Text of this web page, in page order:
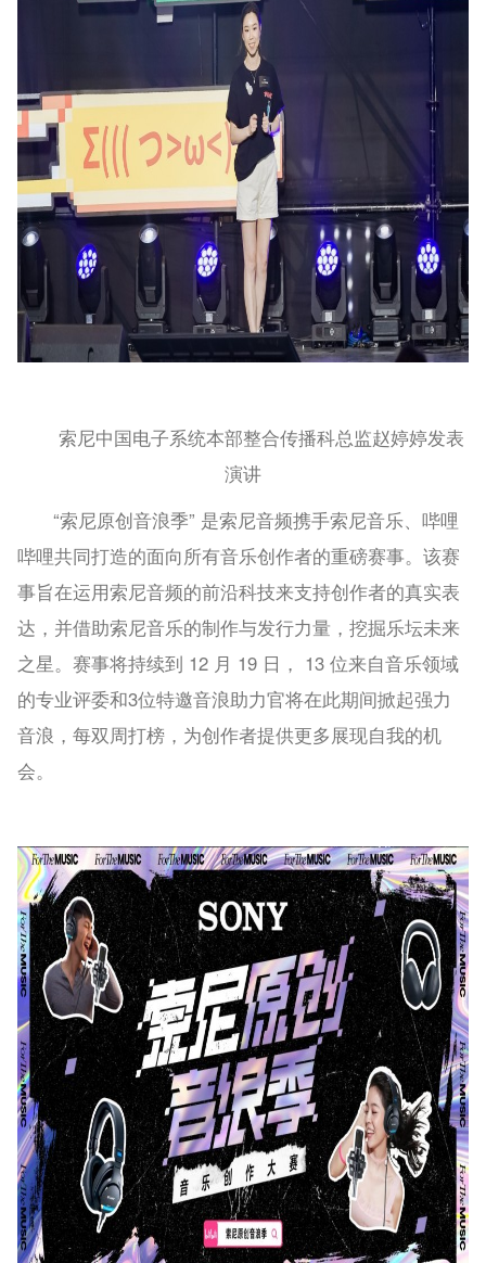
索尼中国电子系统本部整合传播科总监赵婷婷发表
演讲
“索尼原创音浪季” 是索尼音频携手索尼音乐、哔哩
哔哩共同打造的面向所有音乐创作者的重磅赛事。该赛
事旨在运用索尼音频的前沿科技来支持创作者的真实表
达，并借助索尼音乐的制作与发行力量，挖掘乐坛未来
之星。赛事将持续到 12 月 19 日， 13 位来自音乐领域
的专业评委和3位特邀音浪助力官将在此期间掀起强力
音浪，每双周打榜，为创作者提供更多展现自我的机
会。